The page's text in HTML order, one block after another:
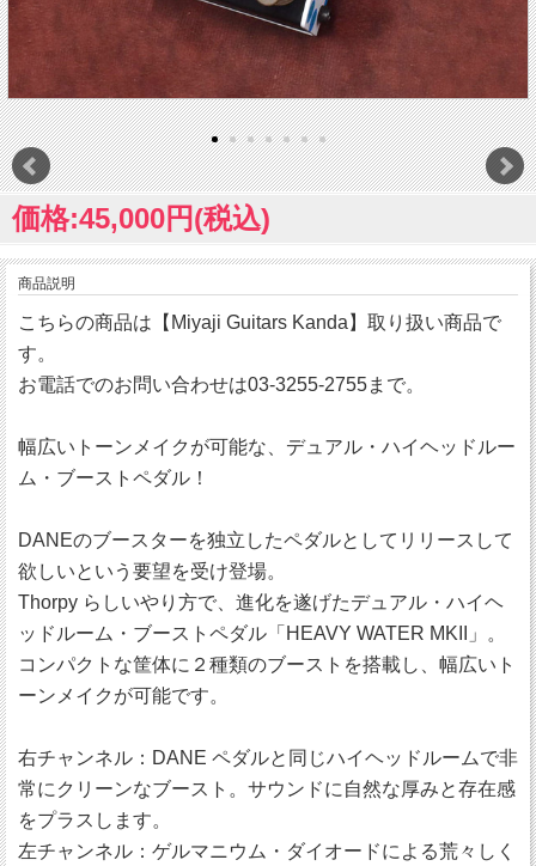
価格:45,000円(税込)
商品説明
こちらの商品は【Miyaji Guitars Kanda】取り扱い商品で
す。
お電話でのお問い合わせは03-3255-2755まで。
幅広いトーンメイクが可能な、デュアル・ハイヘッドルー
ム・ブーストペダル！
DANEのブースターを独立したペダルとしてリリースして
欲しいという要望を受け登場。
Thorpy らしいやり方で、進化を遂げたデュアル・ハイヘ
ッドルーム・ブーストペダル「HEAVY WATER MKII」。
コンパクトな筐体に２種類のブーストを搭載し、幅広いト
ーンメイクが可能です。
右チャンネル：DANE ペダルと同じハイヘッドルームで非
常にクリーンなブースト。サウンドに自然な厚みと存在感
をプラスします。
左チャンネル：ゲルマニウム・ダイオードによる荒々しく